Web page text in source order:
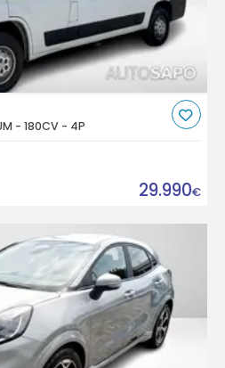
- 180CV - 4P
29.990€